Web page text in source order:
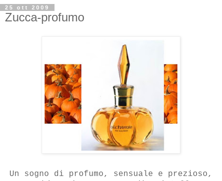
25 ott 2009
Zucca-profumo
Un sogno di profumo, sensuale e prezioso,